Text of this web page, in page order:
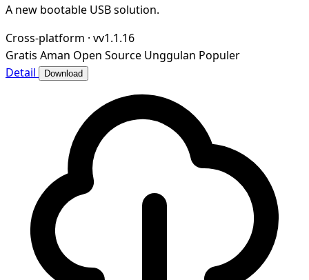
A new bootable USB solution.
Cross-platform · vv1.1.16
Gratis Aman Open Source Unggulan Populer
Detail
Download